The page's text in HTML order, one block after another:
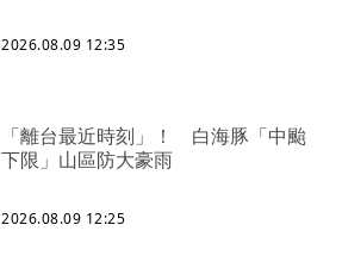
2026.08.09 12:35
「離台最近時刻」！ 白海豚「中颱
下限」山區防大豪雨
2026.08.09 12:25